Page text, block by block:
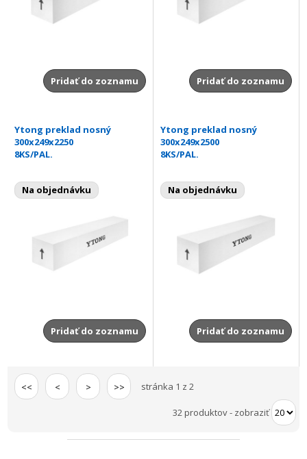
Pridať do zoznamu Pridať do zoznamu
Ytong preklad nosný
300x249x2250
8KS/PAL.
Na objednávku
Pridať do zoznamu
Ytong preklad nosný
300x249x2500
8KS/PAL.
Na objednávku
Pridať do zoznamu
<< < > >> stránka 1 z 2
32 produktov- zobraziť